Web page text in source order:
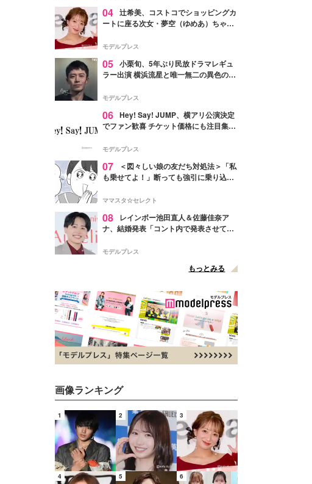
04 辻希美、コストコでショッピングカ
ートに座る次女・夢空（ゆめあ）ちゃん
ぎ」「成長を感じる」の声
モデルプレス
05 小栗旬、5年ぶり民放ドラマレギュ
ラー出演 横浜流星と唯一無二の異色のバ
モデルプレス
06 Hey! Say! JUMP、横アリ公演決定
でファン歓喜 チケット価格にも注目集ま
モデルプレス
07
＜図々しい娘の友だち対処法＞「私
も乗せてよ！」断っても強引に乗り込ん
ママスタ☆セレクト
08
レインボー池田直人＆佐藤佳奈ア
ナ、結婚発表「コント内で発表させてい
点変更のため
モデルプレス
もっとみる
画像ランキング
1 2 3
4 5 6